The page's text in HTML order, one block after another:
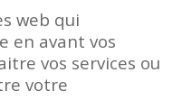
web qui
en avant vos
vos services ou
votre